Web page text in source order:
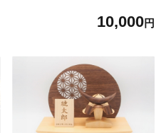
こうこ こうしん スライス 日
10,000円